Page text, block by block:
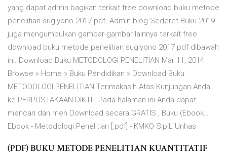
yang dapat admin bagikan terkait free download buku metode
penelitian sugiyono 2017 pdf. Admin blog Sederet Buku 2019
juga mengumpulkan gambar-gambar lainnya terkait free
download buku metode penelitian sugiyono 2017 pdf dibawah
ini. Download Buku METODOLOGI PENELITIAN Mar 11, 2014 ·
Browse » Home » Buku Pendidikan » Download Buku
METODOLOGI PENELITIAN Terimakasih Atas Kunjungan Anda
ke PERPUSTAKAAN DIKTI . Pada halaman ini Anda dapat
mencari dan men Download secara GRATIS , Buku (Ebook…
Ebook - Metodologi Penelitian [.pdf] - KMKO SipiL Unhas
(PDF) BUKU METODE PENELITIAN KUANTITATIF